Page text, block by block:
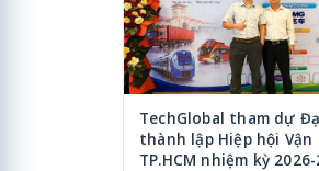
TechGlobal tham dự
thành lập Hiệp hội Vận
TP.HCM nhiệm kỳ 2026-